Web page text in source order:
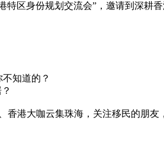
特区身份规划交流会”，邀请到深耕
知道的？
香港大咖云集珠海，关注移民的朋